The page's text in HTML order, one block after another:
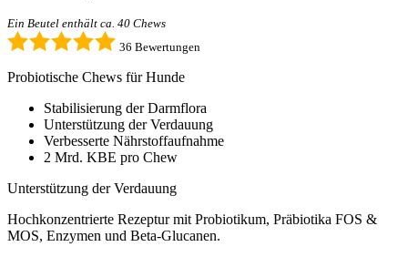
Ein Beutel enthält ca. 40 Chews
36 Bewertungen
Probiotische Chews für Hunde
Stabilisierung der Darmflora
Unterstützung der Verdauung
Verbesserte Nährstoffaufnahme
2 Mrd. KBE pro Chew
Unterstützung der Verdauung
Hochkonzentrierte Rezeptur mit Probiotikum, Präbiotika FOS &
MOS, Enzymen und Beta-Glucanen.